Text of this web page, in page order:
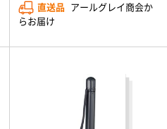
直送品 アールグレイ商会か
らお届け